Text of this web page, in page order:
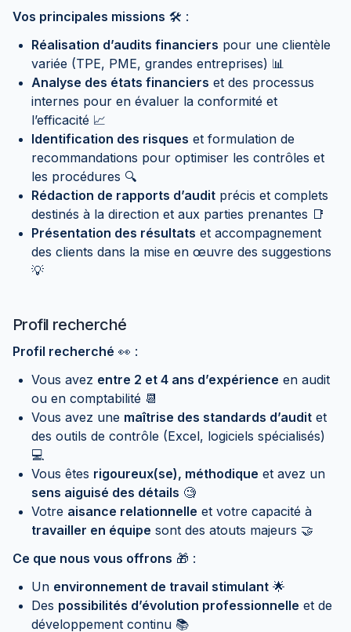
Vos principales missions 🛠️ :
Réalisation d’audits financiers pour une clientèle
variée (TPE, PME, grandes entreprises) 📊
Analyse des états financiers et des processus
internes pour en évaluer la conformité et
l’efficacité 📈
Identification des risques et formulation de
recommandations pour optimiser les contrôles et
les procédures 🔍
Rédaction de rapports d’audit précis et complets
destinés à la direction et aux parties prenantes 📑
Présentation des résultats et accompagnement
des clients dans la mise en œuvre des suggestions
💡
Profil recherché
Profil recherché 👀 :
Vous avez entre 2 et 4 ans d’expérience en audit
ou en comptabilité 📆
Vous avez une maîtrise des standards d’audit et
des outils de contrôle (Excel, logiciels spécialisés)
💻
Vous êtes rigoureux(se), méthodique et avez un
sens aiguisé des détails 🧐
Votre aisance relationnelle et votre capacité à
travailler en équipe sont des atouts majeurs 🤝
Ce que nous vous offrons 🎁 :
Un environnement de travail stimulant 🌟
Des possibilités d’évolution professionnelle et de
développement continu 📚